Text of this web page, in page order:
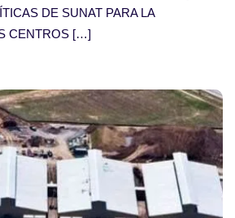
DE SUNAT PARA LA
CENTROS […]